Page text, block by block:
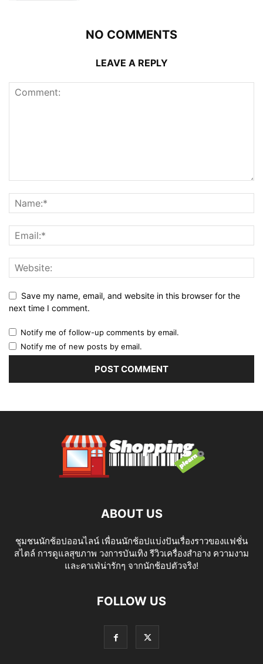
NO COMMENTS
LEAVE A REPLY
Save my name, email, and website in this browser for the
next time I comment.
Notify me of follow-up comments by email.
Notify me of new posts by email.
ABOUT US
ชุมชนนักช้อปออนไลน์ เพื่อนนักช้อปแบ่งปันเรื่องราวของแฟชั่น
สไตล์ การดูแลสุขภาพ วงการบันเทิง รีวิวเครื่องสำอาง ความงาม
และคาเฟ่น่ารักๆ จากนักช้อปตัวจริง!
FOLLOW US